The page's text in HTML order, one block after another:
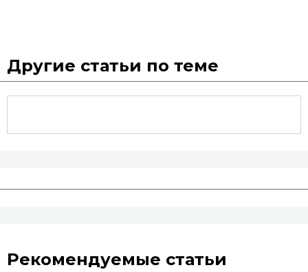
Другие статьи по теме
Рекомендуемые статьи